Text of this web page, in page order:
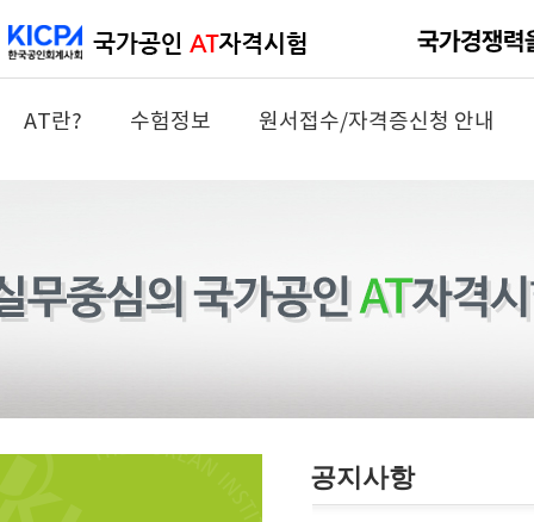
AT란? 수험정보 원서접수/자격증신청 안내
공지사항